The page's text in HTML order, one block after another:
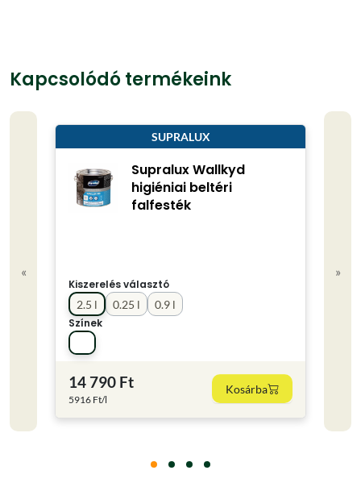
Kapcsolódó termékeink
«
SUPRALUX
Supralux Wallkyd
higiéniai beltéri
falfesték
Kiszerelés választó
0.25 l
0.9 l
2.5 l
Színek
14 790 Ft
5916 Ft/l
Kosárba
»